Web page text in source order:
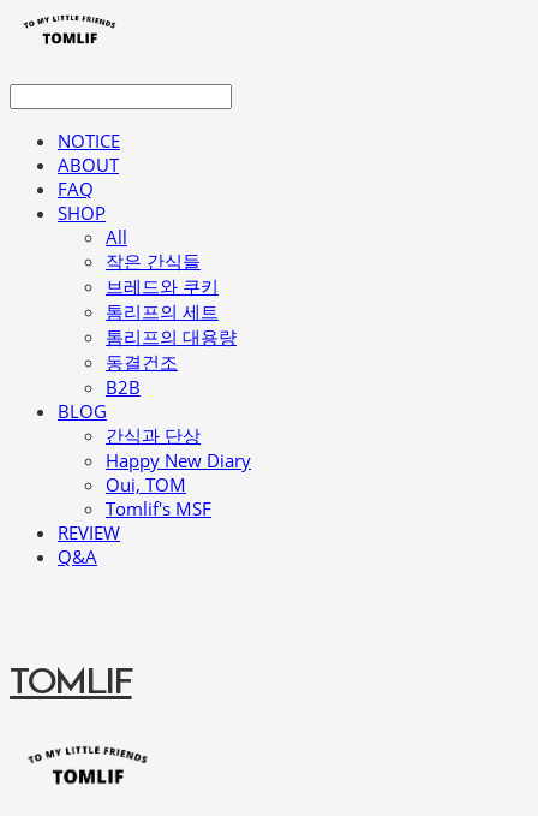
NOTICE
ABOUT
FAQ
SHOP
All
작은 간식들
브레드와 쿠키
톰리프의 세트
톰리프의 대용량
동결건조
B2B
BLOG
간식과 단상
Happy New Diary
Oui, TOM
Tomlif's MSF
REVIEW
Q&A
TOMLIF